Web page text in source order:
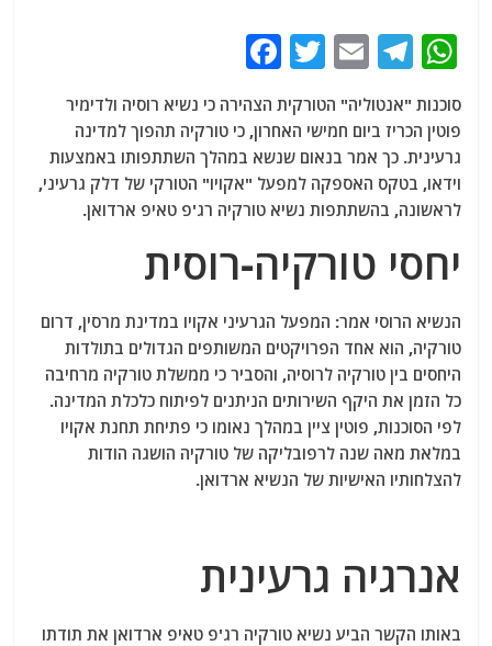
W
at
s
A
p
p
T
el
e
g
ra
m
E
ai
l
T
itt
er
c
e
b
o
o
סוכנות "אנטוליה" הטורקית הצהירה כי נשיא רוסיה ולדימיר
פוטין הכריז ביום חמישי האחרון, כי טורקיה תהפוך למדינה
גרעינית. כך אמר בנאום שנשא במהלך השתתפותו באמצעות
וידאו, בטקס האספקה ​​למפעל "אקויו" הטורקי של דלק גרעיני,
לראשונה, בהשתתפות נשיא טורקיה רג'פ טאיפ ארדואן.
יחסי טורקיה-רוסית
הנשיא הרוסי אמר: המפעל הגרעיני אקויו במדינת מרסין, דרום
טורקיה, הוא אחד הפרויקטים המשותפים הגדולים בתולדות
היחסים בין טורקיה לרוסיה, והסביר כי ממשלת טורקיה מרחיבה
כל הזמן את היקף השירותים הניתנים לפיתוח כלכלת המדינה.
לפי הסוכנות, פוטין ציין במהלך נאומו כי פתיחת תחנת אקויו
במלאת מאה שנה לרפובליקה של טורקיה הושגה הודות
להצלחותיו האישיות של הנשיא ארדואן.
אנרגיה גרעינית
באותו הקשר הביע נשיא טורקיה רג'פ טאיפ ארדואן את תודתו